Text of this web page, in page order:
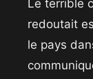
​Le terrible
redoutait
le pays